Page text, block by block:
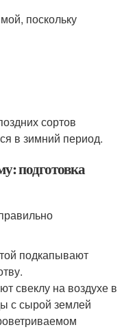
поскольку
сортов
в зимний период.
подготовка
подкапывают
свеклу на воздухе в
с сырой землей